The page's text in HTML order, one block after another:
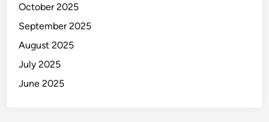
October 2025
September 2025
August 2025
July 2025
June 2025